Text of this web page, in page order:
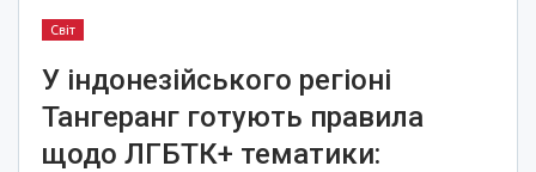
Світ
У індонезійського регіоні
Тангеранг готують правила
щодо ЛГБТК+ тематики: